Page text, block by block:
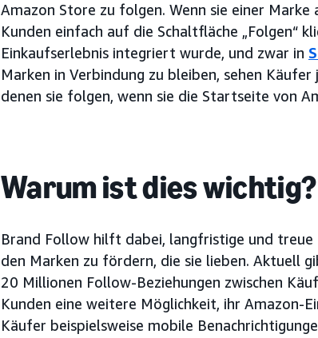
Amazon Store zu folgen. Wenn sie einer
Kunden einfach auf die Schaltfläche „Folgen“
Einkaufserlebnis integriert wurde, und zwar in
Marken in Verbindung zu bleiben, sehen
denen sie folgen, wenn sie die Startseite von
Warum ist dies wichtig?
Brand Follow hilft dabei, langfristige und treue
den Marken zu fördern, die sie lieben. Aktuell
20 Millionen Follow-Beziehungen zwischen
Kunden eine weitere Möglichkeit, ihr Amazon-
Käufer beispielsweise mobile